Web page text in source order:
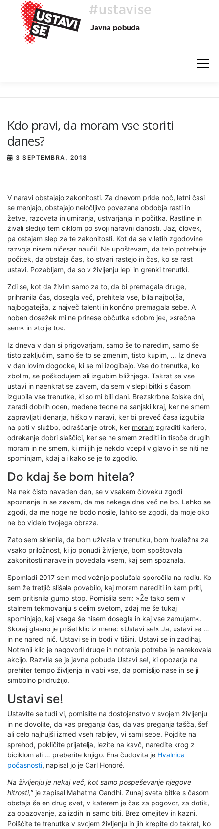
Preskoči
vsebino
Meni
Kdo pravi, da moram vse storiti
danes?
3 SEPTEMBRA, 2018
V naravi obstajajo zakonitosti. Za dnevom pride noč, letni časi
se menjajo, obstajajo neločljivo povezana obdobja rasti in
žetve, razcveta in umiranja, ustvarjanja in počitka. Rastline in
živali sledijo tem ciklom po svoji naravni danosti. Jaz, človek,
pa ostajam slep za te zakonitosti. Kot da se v letih zgodovine
razvoja nisem ničesar naučil. Ne upoštevam, da telo potrebuje
počitek, da obstaja čas, ko stvari rastejo in čas, ko se rast
ustavi. Pozabljam, da so v življenju lepi in grenki trenutki.
Zdi se, kot da živim samo za to, da bi premagala druge,
prihranila čas, dosegla več, prehitela vse, bila najboljša,
najbogatejša, z največ talenti in končno premagala sebe. A
noben dosežek mi ne prinese občutka »dobro je«, »srečna
sem« in »to je to«.
Iz dneva v dan si prigovarjam, samo še to naredim, samo še
tisto zaključim, samo še to se zmenim, tisto kupim, … Iz dneva
v dan lovim dogodke, ki se mi izogibajo. Vse do trenutka, ko
zbolim, se poškodujem ali izgubim bližnjega. Takrat se vse
ustavi in naenkrat se zavem, da sem v slepi bitki s časom
izgubila vse trenutke, ki so mi bili dani. Brezskrbne šolske dni,
zaradi dobrih ocen, medene tedne na sanjski kraj, ker ne smem
zapravljati denarja, hiško v naravi, ker bi preveč časa izgubila
na poti v službo, odraščanje otrok, ker moram zgraditi kariero,
odrekanje dobri slaščici, ker se ne smem zrediti in tisoče drugih
moram in ne smem, ki mi jih je nekdo vcepil v glavo in se niti ne
spominjam, kdaj ali kako se je to zgodilo.
Do kdaj še bom hitela?
Na nek čisto navaden dan, se v vsakem človeku zgodi
spoznanje in se zavem, da me nekega dne več ne bo. Lahko se
zgodi, da me noge ne bodo nosile, lahko se zgodi, da moje oko
ne bo videlo tvojega obraza.
Zato sem sklenila, da bom uživala v trenutku, bom hvaležna za
vsako priložnost, ki jo ponudi življenje, bom spoštovala
zakonitosti narave in povedala vsem, kaj sem spoznala.
Spomladi 2017 sem med vožnjo poslušala sporočila na radiu. Ko
sem že tretjič slišala povabilo, kaj moram narediti in kam priti,
sem pritisnila gumb stop. Pomislila sem: »Že tako sem v
stalnem tekmovanju s celim svetom, zdaj me še tukaj
spominjajo, kaj vsega še nisem dosegla in kaj vse zamujam«.
Skoraj glasno je prišel klic iz mene: »Ustavi se!« Ja, ustavi se …
in ne naredi nič. Ustavi se in bodi v tišini. Ustavi se in zadihaj.
Notranji klic je nagovoril druge in notranja potreba je narekovala
akcijo. Razvila se je javna pobuda Ustavi se!, ki opozarja na
prehiter tempo življenja in vabi vse, da pomislijo nase in se ji
simbolno pridružijo.
Ustavi se!
Ustavite se tudi vi, pomislite na dostojanstvo v svojem življenju
in ne dovolite, da vas preganja čas, da vas preganja tašča, šef
ali celo najhujši izmed vseh rabljev, vi sami sebe. Pojdite na
sprehod, pokličite prijatelja, lezite na kavč, naredite krog z
biciklom ali … preberite knjigo. Ena čudovita je Hvalnica
počasnosti, napisal jo je Carl Honoré.
Na življenju je nekaj več, kot samo pospeševanje njegove
hitrosti,” je zapisal Mahatma Gandhi. Zunaj sveta bitke s časom
obstaja še en drug svet, v katerem je čas za pogovor, za dotik,
za opazovanje, za izdih in samo biti. Brez omejitev in kazni.
Poiščite te trenutke v svojem življenju in jih krepite do takrat, ko